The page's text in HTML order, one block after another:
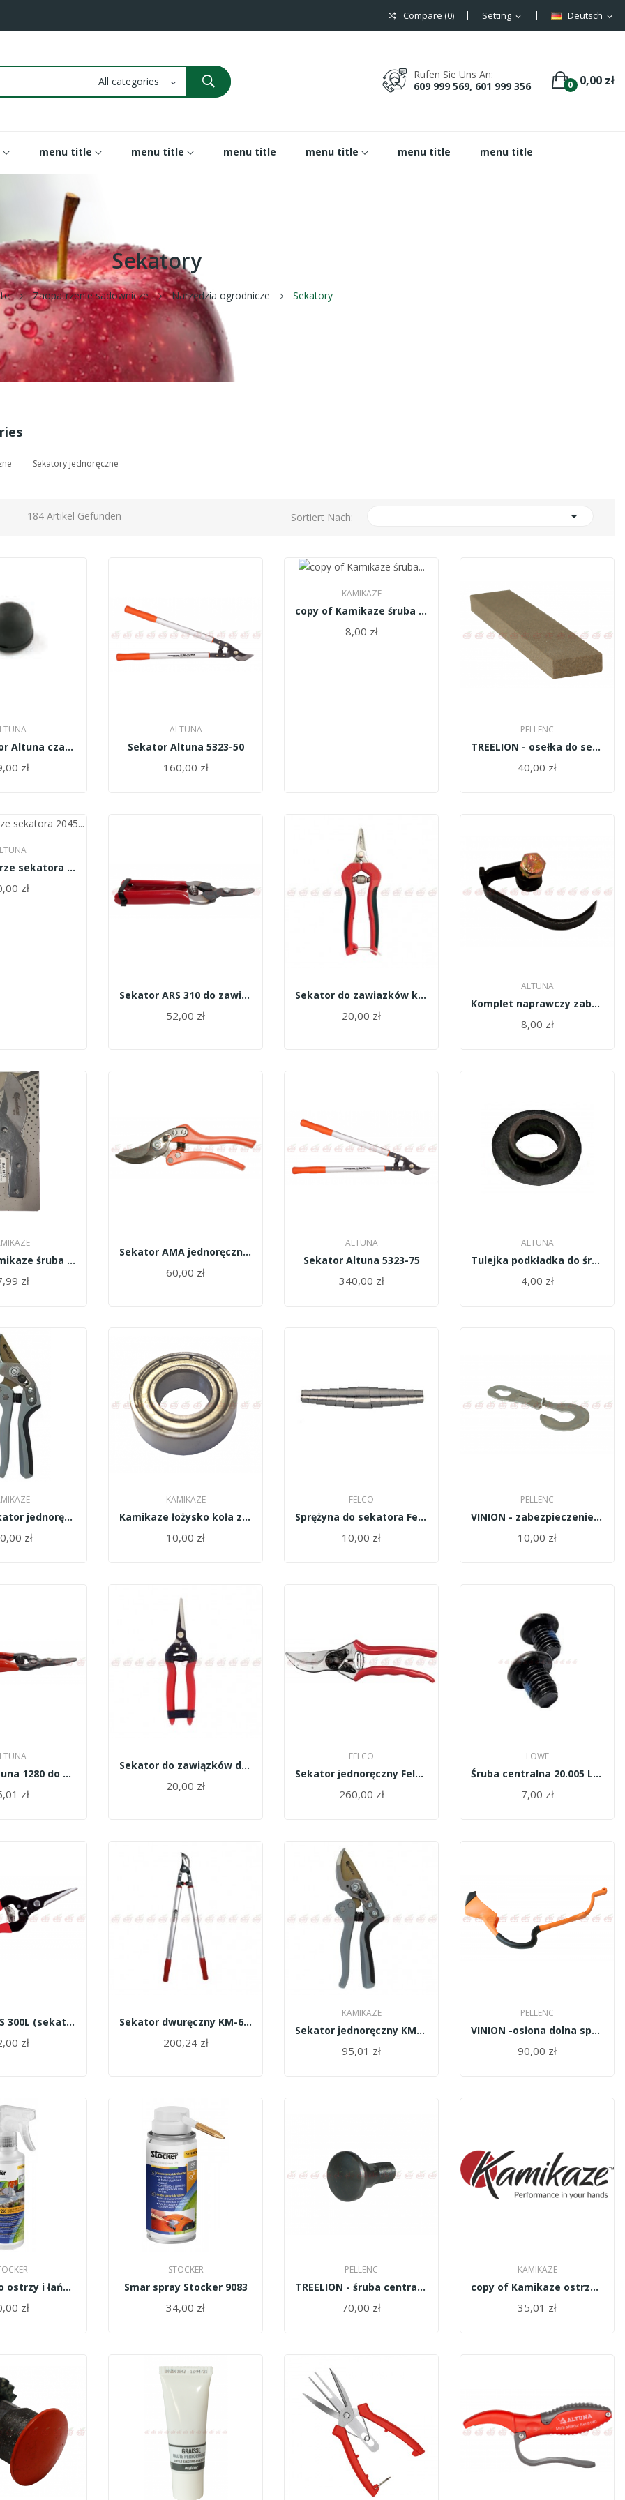
Deutsch expand_more
Setting expand_more
Compare (0)
0 0,00 zł
Rufen Sie Uns An:
609 999 569, 601 999 356
menu title menu title menu title menu title menu title menu title
Sekatory
Zaopatrzenie sadownicze Narzędzia ogrodnicze Sekatory
Sekatory jednoręczne
184 Artikel Gefunden Sortiert Nach: 
Amortyzator Altuna czarny pojedyńczy 5421B
zł
ALTUNA
Sekator Altuna 5323-50
160,00 zł
KAMIKAZE
copy of Kamikaze śruba centralna do sekatora...
8,00 zł
PELLENC
TREELION - osełka do sekatora 26 02322
40,00 zł
Przeciwostrze sekatora 2045 Altuna
zł
Sekator ARS 310 do zawiązków krótkie ostrze
52,00 zł
Sekator do zawiazków krótkie ostrze,stal...
20,00 zł
ALTUNA
Komplet naprawczy zabezp. 4412B Altuna
8,00 zł
copy of Kamikaze śruba centralna do sekatora...
zł
Sekator AMA jednoręczny 72909
60,00 zł
ALTUNA
Sekator Altuna 5323-75
340,00 zł
ALTUNA
Tulejka podkładka do śruby centralnej Altuna...
4,00 zł
copy of Sekator jednoręczny KM-1M/10930/Kamikaze
zł
KAMIKAZE
Kamikaze łożysko koła zębatego napędu ostrza...
10,00 zł
FELCO
Sprężyna do sekatora Felco 2/11
10,00 zł
PELLENC
VINION - zabezpieczenie śruby centralnej...
10,00 zł
Sekator Altuna 1280 do zawiązków krótkie ostrze
zł
Sekator do zawiązków długie ostrze,stal...
20,00 zł
FELCO
Sekator jednoręczny Felco 2
260,00 zł
LOWE
Śruba centralna 20.005 Lowe do sekatora 20/22
7,00 zł
Sekator ARS 300L (sekator do zawiązków długi)
zł
Sekator dwuręczny KM-660/10962/Kamikaze
200,24 zł
KAMIKAZE
Sekator jednoręczny KM-1M/10930/Kamikaze
95,01 zł
PELLENC
VINION -osłona dolna spustu długa 122675
90,00 zł
Czyściwo do ostrzy i łańcuchów Stocker 9085
zł
STOCKER
Smar spray Stocker 9083
34,00 zł
PELLENC
TREELION - śruba centralna oś 63947
70,00 zł
KAMIKAZE
copy of Kamikaze ostrze KV700R18
35,01 zł